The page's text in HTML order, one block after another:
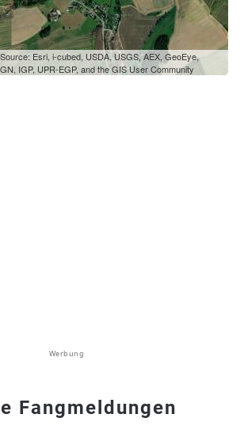
Esri, i-cubed, USDA, USGS, AEX, GeoEye,
IGP, UPR-EGP, and the GIS User Community
Werbung
Fangmeldungen